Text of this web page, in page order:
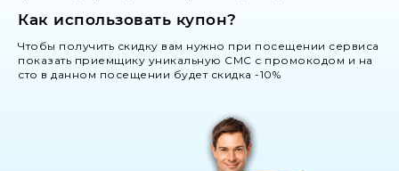
Как использовать купон?
Чтобы получить скидку вам нужно при посещении сервиса
показать приемщику уникальную СМС с промокодом и на
сто в данном посещении будет скидка -10%